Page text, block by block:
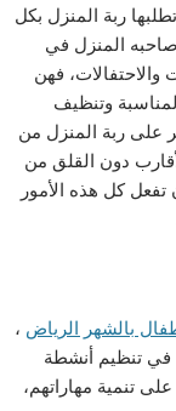
ربة المنزل بكل
صاحبه المنزل في
والاحتفالات، فهن
وتنظيف
على ربة المنزل من
دون القلق من
كل هذه الأمور
بالشهر الرياض ،
في تنظيم أنشطة
تنمية مهاراتهم،